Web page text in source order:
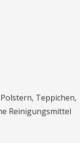
Teppichen,
Reinigungsmittel